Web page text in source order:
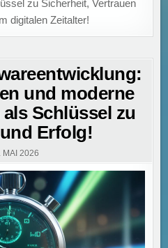
zu Sicherheit, Vertrauen
digitalen Zeitalter!
und moderne
Schlüssel zu
Erfolg!
2026